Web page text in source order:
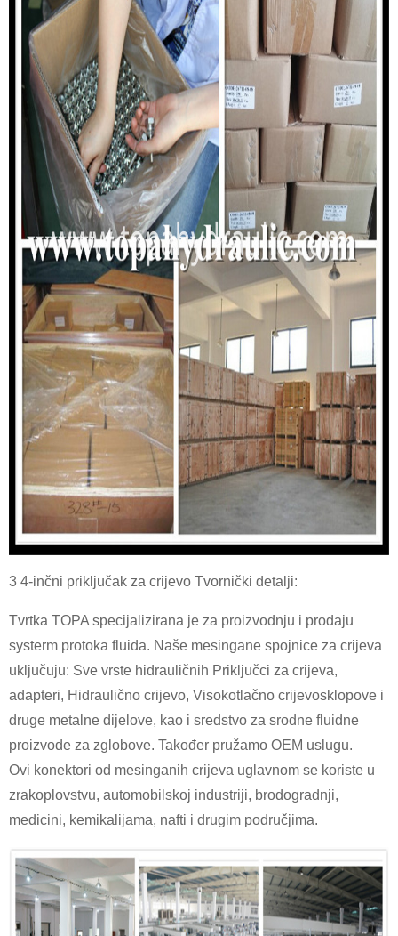
3 4-inčni priključak za crijevo Tvornički detalji:
Tvrtka TOPA specijalizirana je za proizvodnju i prodaju
systerm protoka fluida. Naše mesingane spojnice za crijeva
uključuju: Sve vrste hidrauličnih Priključci za crijeva,
adapteri, Hidraulično crijevo, Visokotlačno crijevosklopove i
druge metalne dijelove, kao i sredstvo za srodne fluidne
proizvode za zglobove. Također pružamo OEM uslugu.
Ovi konektori od mesinganih crijeva uglavnom se koriste u
zrakoplovstvu, automobilskoj industriji, brodogradnji,
medicini, kemikalijama, nafti i drugim područjima.